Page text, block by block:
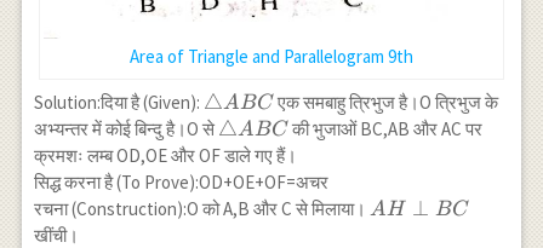
Area of Triangle and Parallelogram 9th
Solution:दिया है (Given): \triangle
ABC
△ABC एक समबाहु त्रिभुज है।O त्रिभुज के
अभ्यन्तर में कोई बिन्दु है।O से \triangle
ABC
△ABC की भुजाओं BC,AB और AC पर
क्रमशः लम्ब OD,OE और OF डाले गए हैं।
सिद्ध करना है (To Prove):OD+OE+OF=अचर
रचना (Construction):O को A,B और C से मिलाया। AH
AH ⊥ BC
खींची।